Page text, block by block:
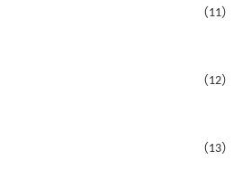
（11）
（12）
（13）